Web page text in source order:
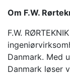
Om F.W.
F.W.
Danmark. Med
Danmark løser